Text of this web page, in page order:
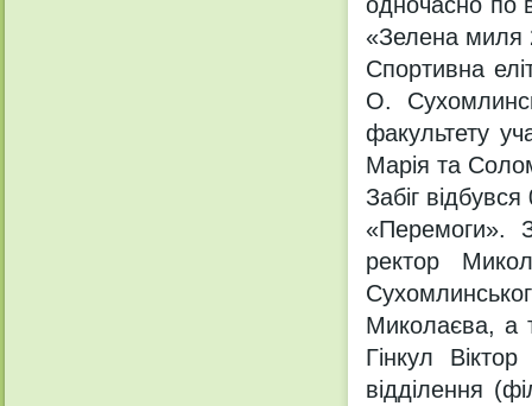
«Зелена миля
Спортивна
О.
факультету
Марія та
Забіг
«Перемоги».
ректор
Миколаєва, а
Гінкул
відділення